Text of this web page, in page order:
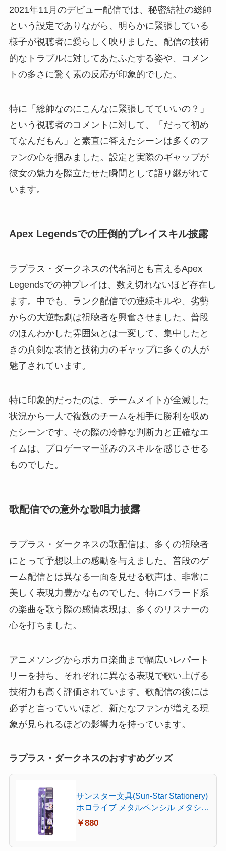
2021年11月のデビュー配信では、秘密結社の総帥
という設定でありながら、明らかに緊張している
様子が視聴者に愛らしく映りました。配信の技術
的なトラブルに対してあたふたする姿や、コメン
トの多さに驚く素の反応が印象的でした。
特に「総帥なのにこんなに緊張してていいの？」
という視聴者のコメントに対して、「だって初め
てなんだもん」と素直に答えたシーンは多くのフ
ァンの心を掴みました。設定と実際のギャップが
彼女の魅力を際立たせた瞬間として語り継がれて
います。
Apex Legendsでの圧倒的プレイスキル披露
ラプラス・ダークネスの代名詞とも言えるApex
Legendsでの神プレイは、数え切れないほど存在し
ます。中でも、ランク配信での連続キルや、劣勢
からの大逆転劇は視聴者を興奮させました。普段
のほんわかした雰囲気とは一変して、集中したと
きの真剣な表情と技術力のギャップに多くの人が
魅了されています。
特に印象的だったのは、チームメイトが全滅した
状況から一人で複数のチームを相手に勝利を収め
たシーンです。その際の冷静な判断力と正確なエ
イムは、プロゲーマー並みのスキルを感じさせる
ものでした。
歌配信での意外な歌唱力披露
ラプラス・ダークネスの歌配信は、多くの視聴者
にとって予想以上の感動を与えました。普段のゲ
ーム配信とは異なる一面を見せる歌声は、非常に
美しく表現力豊かなものでした。特にバラード系
の楽曲を歌う際の感情表現は、多くのリスナーの
心を打ちました。
アニメソングからボカロ楽曲まで幅広いレパート
リーを持ち、それぞれに異なる表現で歌い上げる
技術力も高く評価されています。歌配信の後には
必ずと言っていいほど、新たなファンが増える現
象が見られるほどの影響力を持っています。
ラプラス・ダークネスのおすすめグッズ
サンスター文具(Sun-Star Stationery)
ホロライブ メタルペンシル メタシル
ライトノック hololive Vtuber ラプラ
￥880